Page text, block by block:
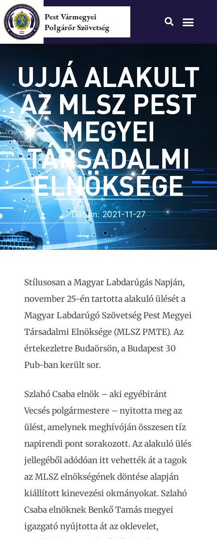
Pest Vármegyei
Polgárőr Szövetség
UJJÁ ALAKULT
AZ MLSZ PEST
MEGYEI
TÁRSADALMI
ELNÖKSÉGE
Dátum:2021-11-27
Stílusosan a Magyar Labdarúgás Napján,
november 25-én tartotta alakuló ülését a
Magyar Labdarúgó Szövetség Pest Megyei
Társadalmi Elnöksége (MLSZ PMTE). Az
értekezletre Budaörsön, a Budapest 30
Pub-ban került sor.
Szlahó Csaba elnök – aki egyébiránt
Vecsés polgármestere – nyitotta meg az
ülést, amelynek meghívóján összesen tíz
napirendi pont sorakozott. Az alakuló ülés
jellegéből adódóan itt vehették át a tagok
az MLSZ elnökségének döntése alapján
kiállított kinevezési okmányokat. Szlahó
Csaba elnöknek Benkő Tamás megyei
igazgató nyújtotta át az oklevelet,